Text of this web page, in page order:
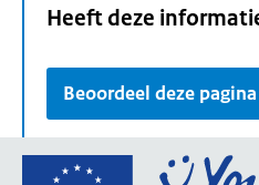
Heeft deze
Beoordeel deze pagina